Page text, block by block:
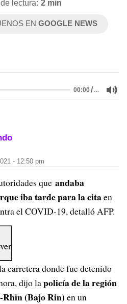
lectura: 2 min
ENGOOGLE NEWS
00:00/…
- 12:50 pm
que andaba
iba tarde para la citaen
el COVID-19, detalló AFP.
carretera donde fue detenido
dijo lapolicía de la región
Rhin (Bajo Rin) en un